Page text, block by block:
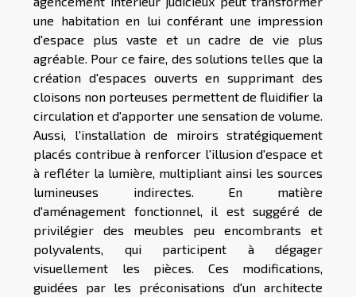
une habitation en lui conférant une impression
d'espace plus vaste et un cadre de vie plus
agréable. Pour ce faire, des solutions telles que la
création d'espaces ouverts en supprimant des
cloisons non porteuses permettent de fluidifier la
circulation et d'apporter une sensation de volume.
Aussi, l'installation de miroirs stratégiquement
placés contribue à renforcer l'illusion d'espace et
à refléter la lumière, multipliant ainsi les sources
lumineuses indirectes. En matière
d'aménagement fonctionnel, il est suggéré de
privilégier des meubles peu encombrants et
polyvalents, qui participent à dégager
visuellement les pièces. Ces modifications,
guidées par les préconisations d'un architecte